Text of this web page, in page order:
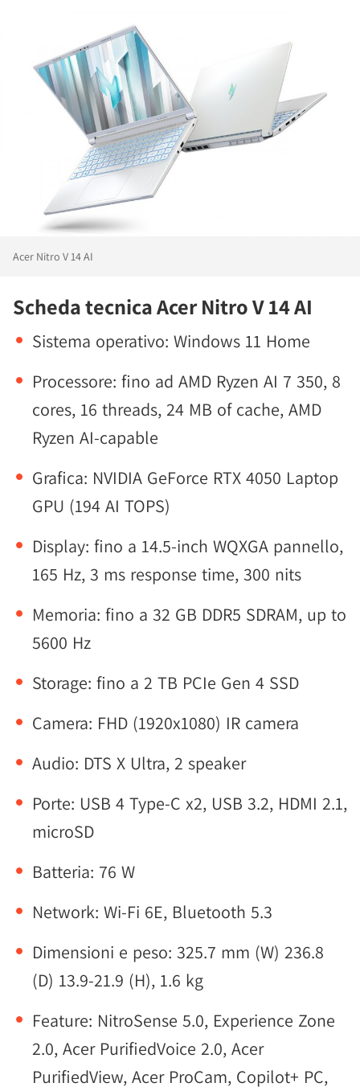
Acer Nitro V 14 AI
Scheda tecnica Acer Nitro V 14 AI
Sistema operativo: Windows 11 Home
Processore: fino ad AMD Ryzen AI 7 350, 8
cores, 16 threads, 24 MB of cache, AMD
Ryzen AI-capable
Grafica: NVIDIA GeForce RTX 4050 Laptop
GPU (194 AI TOPS)
Display: fino a 14.5-inch WQXGA pannello,
165 Hz, 3 ms response time, 300 nits
Memoria: fino a 32 GB DDR5 SDRAM, up to
5600 Hz
Storage: fino a 2 TB PCIe Gen 4 SSD
Camera: FHD (1920x1080) IR camera
Audio: DTS X Ultra, 2 speaker
Porte: USB 4 Type-C x2, USB 3.2, HDMI 2.1,
microSD
Batteria: 76 W
Network: Wi-Fi 6E, Bluetooth 5.3
Dimensioni e peso: 325.7 mm (W) 236.8
(D) 13.9-21.9 (H), 1.6 kg
Feature: NitroSense 5.0, Experience Zone
2.0, Acer PurifiedVoice 2.0, Acer
PurifiedView, Acer ProCam, Copilot+ PC,